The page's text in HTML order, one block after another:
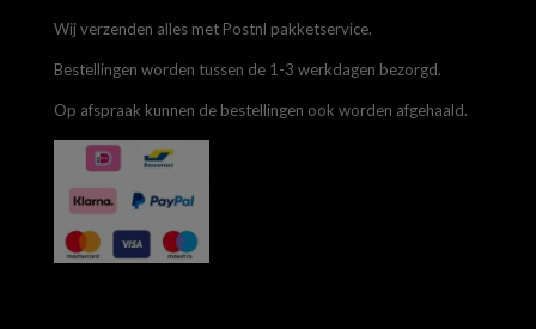
Wij verzenden alles met Postnl pakketservice.
Bestellingen worden tussen de 1-3 werkdagen bezorgd.
Op afspraak kunnen de bestellingen ook worden afgehaald.